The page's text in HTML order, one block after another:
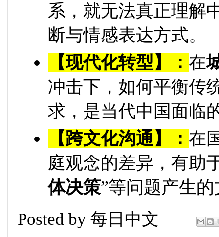
系，就无法真正理解
断与情感表达方式。
【现代化转型】： 在
冲击下，如何平衡传
求，是当代中国面临
【跨文化沟通】： 在
庭观念的差异，有助
体决策”等问题产生
Posted by 每日中文